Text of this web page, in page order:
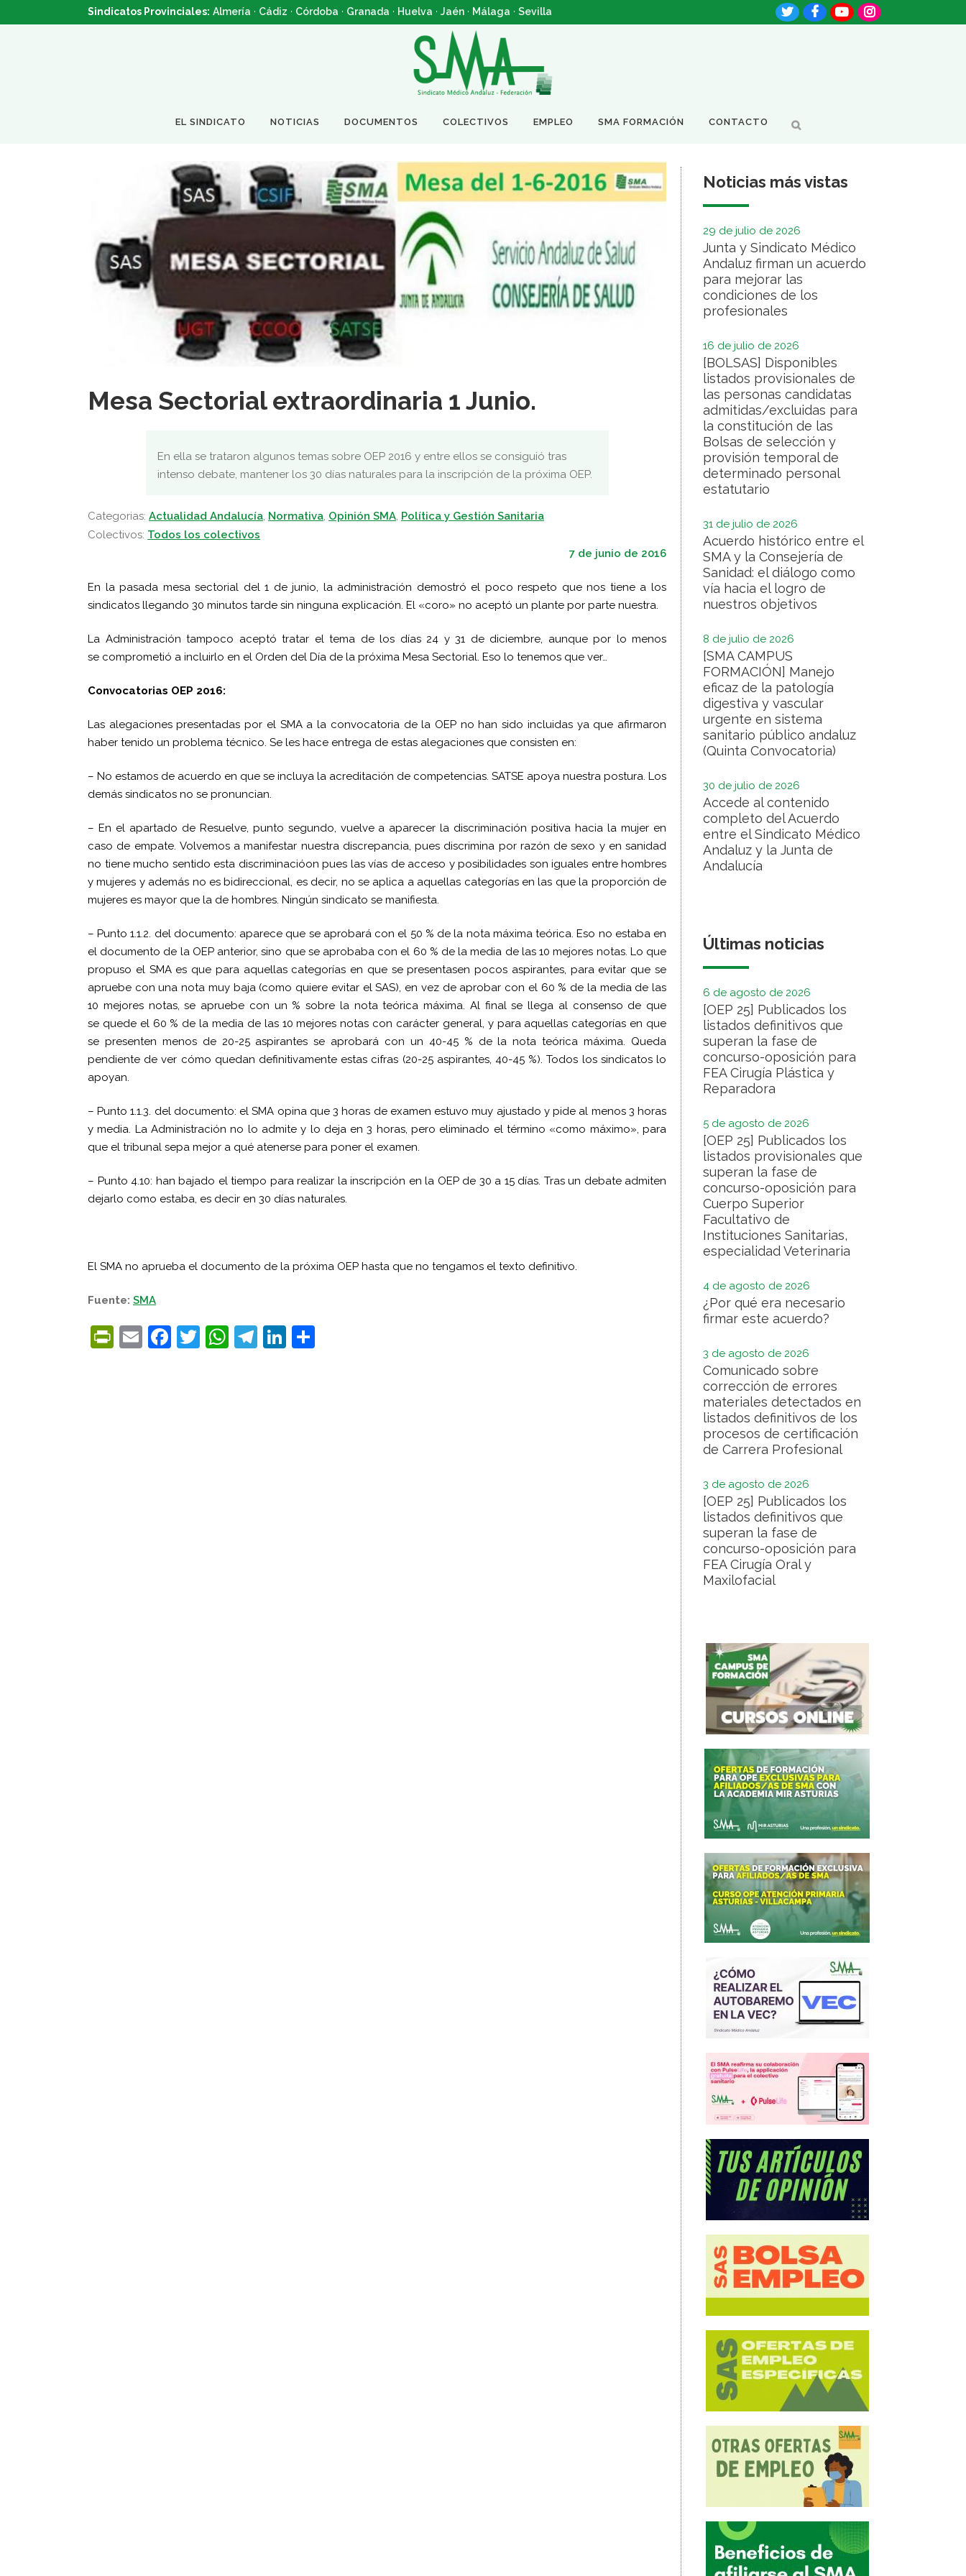
Sindicatos Provinciales: Almería · Cádiz · Córdoba · Granada · Huelva · Jaén · Málaga · Sevilla
EL SINDICATO NOTICIAS DOCUMENTOS COLECTIVOS EMPLEO SMA FORMACIÓN CONTACTO
Mesa Sectorial extraordinaria 1 Junio.
En ella se trataron algunos temas sobre OEP 2016 y entre ellos se consiguió tras
intenso debate, mantener los 30 días naturales para la inscripción de la próxima OEP.
Categorias: Actualidad Andalucía, Normativa, Opinión SMA, Política y Gestión Sanitaria
Colectivos: Todos los colectivos
7 de junio de 2016
En la pasada mesa sectorial del 1 de junio, la administración demostró el poco respeto que nos tiene a los
sindicatos llegando 30 minutos tarde sin ninguna explicación. El «coro» no aceptó un plante por parte nuestra.
La Administración tampoco aceptó tratar el tema de los días 24 y 31 de diciembre, aunque por lo menos
se comprometió a incluirlo en el Orden del Día de la próxima Mesa Sectorial. Eso lo tenemos que ver…
Convocatorias OEP 2016:
Las alegaciones presentadas por el SMA a la convocatoria de la OEP no han sido incluidas ya que afirmaron
haber tenido un problema técnico. Se les hace entrega de estas alegaciones que consisten en:
– No estamos de acuerdo en que se incluya la acreditación de competencias. SATSE apoya nuestra postura. Los
demás sindicatos no se pronuncian.
– En el apartado de Resuelve, punto segundo, vuelve a aparecer la discriminación positiva hacia la mujer en
caso de empate. Volvemos a manifestar nuestra discrepancia, pues discrimina por razón de sexo y en sanidad
no tiene mucho sentido esta discriminacióon pues las vías de acceso y posibilidades son iguales entre hombres
y mujeres y además no es bidireccional, es decir, no se aplica a aquellas categorías en las que la proporción de
mujeres es mayor que la de hombres. Ningún sindicato se manifiesta.
– Punto 1.1.2. del documento: aparece que se aprobará con el 50 % de la nota máxima teórica. Eso no estaba en
el documento de la OEP anterior, sino que se aprobaba con el 60 % de la media de las 10 mejores notas. Lo que
propuso el SMA es que para aquellas categorías en que se presentasen pocos aspirantes, para evitar que se
apruebe con una nota muy baja (como quiere evitar el SAS), en vez de aprobar con el 60 % de la media de las
10 mejores notas, se apruebe con un % sobre la nota teórica máxima. Al final se llega al consenso de que
se quede el 60 % de la media de las 10 mejores notas con carácter general, y para aquellas categorías en que
se presenten menos de 20-25 aspirantes se aprobará con un 40-45 % de la nota teórica máxima. Queda
pendiente de ver cómo quedan definitivamente estas cifras (20-25 aspirantes, 40-45 %). Todos los sindicatos lo
apoyan.
– Punto 1.1.3. del documento: el SMA opina que 3 horas de examen estuvo muy ajustado y pide al menos 3 horas
y media. La Administración no lo admite y lo deja en 3 horas, pero eliminado el término «como máximo», para
que el tribunal sepa mejor a qué atenerse para poner el examen.
– Punto 4.10: han bajado el tiempo para realizar la inscripción en la OEP de 30 a 15 días. Tras un debate admiten
dejarlo como estaba, es decir en 30 días naturales.
El SMA no aprueba el documento de la próxima OEP hasta que no tengamos el texto definitivo.
Fuente: SMA
PrintFriendly
EmailFacebook
Twitter
WhatsApp
Telegram
LinkedIn
Noticias más vistas
29 de julio de 2026
Junta y Sindicato Médico
Andaluz firman un acuerdo
para mejorar las
condiciones de los
profesionales
16 de julio de 2026
[BOLSAS] Disponibles
listados provisionales de
las personas candidatas
admitidas/excluidas para
la constitución de las
Bolsas de selección y
provisión temporal de
determinado personal
estatutario
31 de julio de 2026
Acuerdo histórico entre el
SMA y la Consejería de
Sanidad: el diálogo como
vía hacia el logro de
nuestros objetivos
8 de julio de 2026
[SMA CAMPUS
FORMACIÓN] Manejo
eficaz de la patología
digestiva y vascular
urgente en sistema
sanitario público andaluz
(Quinta Convocatoria)
30 de julio de 2026
Accede al contenido
completo del Acuerdo
entre el Sindicato Médico
Andaluz y la Junta de
Andalucía
Últimas noticias
6 de agosto de 2026
[OEP 25] Publicados los
listados definitivos que
superan la fase de
concurso-oposición para
FEA Cirugía Plástica y
Reparadora
5 de agosto de 2026
[OEP 25] Publicados los
listados provisionales que
superan la fase de
concurso-oposición para
Cuerpo Superior
Facultativo de
Instituciones Sanitarias,
especialidad Veterinaria
4 de agosto de 2026
¿Por qué era necesario
firmar este acuerdo?
3 de agosto de 2026
Comunicado sobre
corrección de errores
materiales detectados en
listados definitivos de los
procesos de certificación
de Carrera Profesional
3 de agosto de 2026
[OEP 25] Publicados los
listados definitivos que
superan la fase de
concurso-oposición para
FEA Cirugía Oral y
Maxilofacial